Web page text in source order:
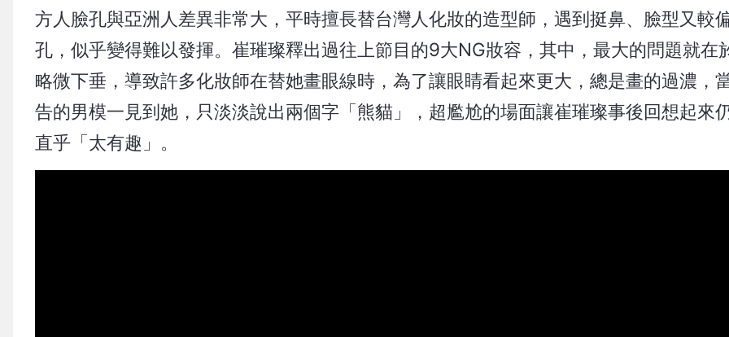
方人臉孔與亞洲人差異非常大，平時擅長替台灣人化妝的造型師，遇到挺鼻、臉型又較
孔，似乎變得難以發揮。崔璀璨釋出過往上節目的9大NG妝容，其中，最大的問題就在
略微下垂，導致許多化妝師在替她畫眼線時，為了讓眼睛看起來更大，總是畫的過濃，
告的男模一見到她，只淡淡說出兩個字「熊貓」，超尷尬的場面讓崔璀璨事後回想起來
直乎「太有趣」。